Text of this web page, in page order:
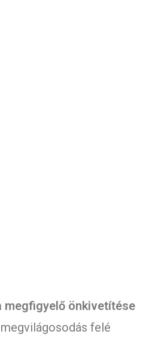
megfigyelő önkivetítése
felé